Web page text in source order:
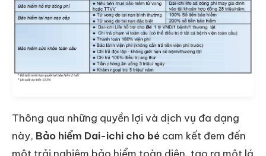
Thông qua những quyền lợi và dịch vụ đa dạng
này, Bảo hiểm Dai-ichi cho bé cam kết đem đến